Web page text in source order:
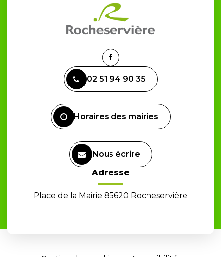
Lien
le
compte
02 51 94 90 35
Horaires des mairies
Nous écrire
Adresse
Place de la Mairie 85620 Rocheservière